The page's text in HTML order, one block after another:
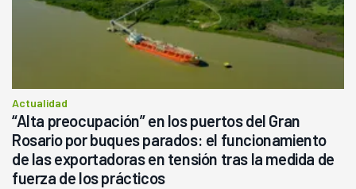
Actualidad
“Alta preocupación” en los puertos del Gran
Rosario por buques parados: el funcionamiento
de las exportadoras en tensión tras la medida de
fuerza de los prácticos